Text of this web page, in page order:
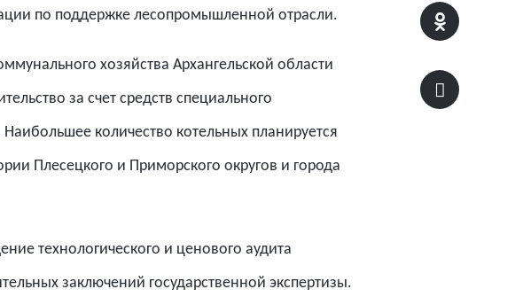
по поддержке лесопромышленной отрасли.
хозяйства Архангельской области
за счет средств специального
количество котельных планируется
Плесецкого и Приморского округов и города
технологического и ценового аудита
заключений государственной экспертизы.